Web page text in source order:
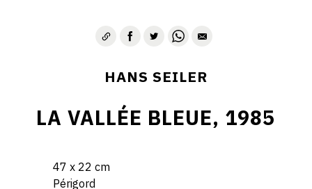
HANS SEILER
LA VALLÉE BLEUE, 1985
47 x 22 cm
Périgord